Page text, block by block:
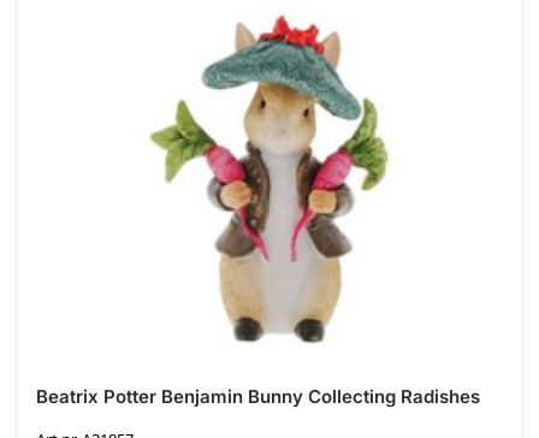
Beatrix Potter Benjamin Bunny Collecting Radishes